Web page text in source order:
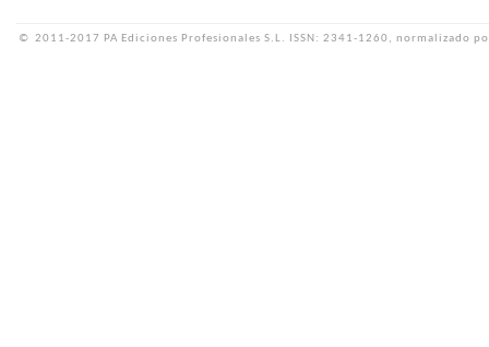
© 2011-2017 PA Ediciones Profesionales S.L. ISSN: 2341-1260, normalizado